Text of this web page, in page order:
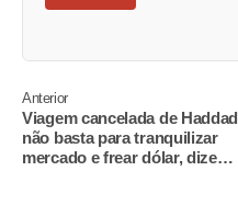
Anterior
Viagem cancelada de Haddad
não basta para tranquilizar
mercado e frear dólar, dizem